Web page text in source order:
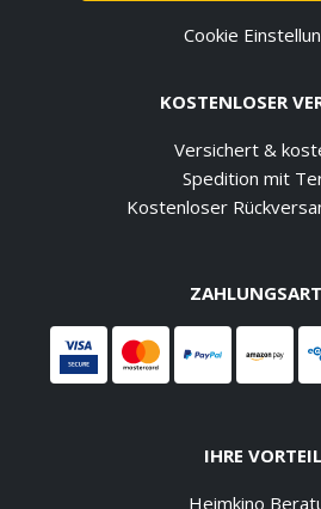
Cookie
KOSTENLOSER
Versichert &
Spedition mit
Kostenloser
IHRE
Heimkino